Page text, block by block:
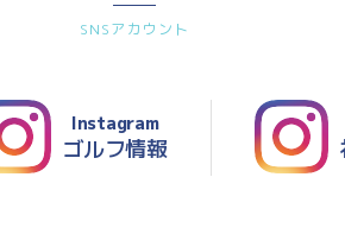
SNSアカウント
Instagram
ゴルフ情報